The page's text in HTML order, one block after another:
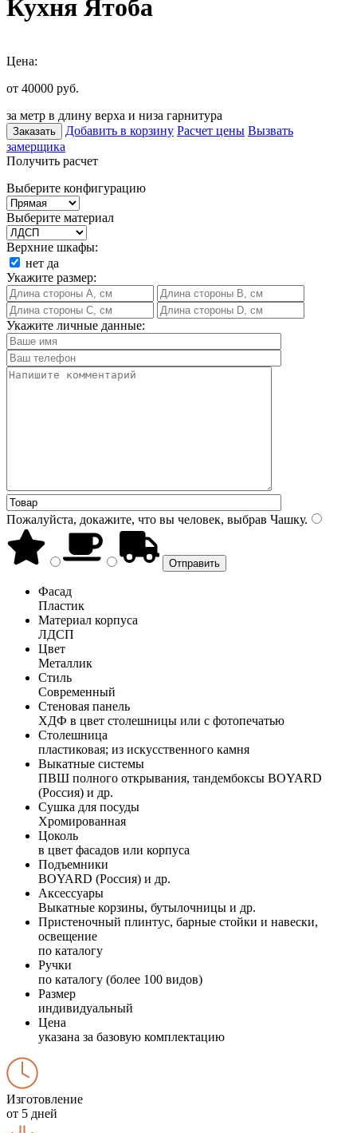
Кухня Ятоба
Цена:
от 40000 руб.
за метр в длину верха и низа гарнитура
Заказать Добавить в корзину Расчет цены Вызвать
замерщика
Получить расчет
Выберите конфигурацию
Выберите материал
Верхние шкафы:
нет да
Укажите размер:
Укажите личные данные:
Пожалуйста, докажите, что вы человек, выбрав Чашку.
Фасад
Пластик
Материал корпуса
ЛДСП
Цвет
Металлик
Стиль
Современный
Стеновая панель
ХДФ в цвет столешницы или с фотопечатью
Столешница
пластиковая; из искусственного камня
Выкатные системы
ПВШ полного открывания, тандембоксы BOYARD
(Россия) и др.
Сушка для посуды
Хромированная
Цоколь
в цвет фасадов или корпуса
Подъемники
BOYARD (Россия) и др.
Аксессуары
Выкатные корзины, бутылочницы и др.
Пристеночный плинтус, барные стойки и навески,
освещение
по каталогу
Ручки
по каталогу (более 100 видов)
Размер
индивидуальный
Цена
указана за базовую комплектацию
Изготовление
от 5 дней